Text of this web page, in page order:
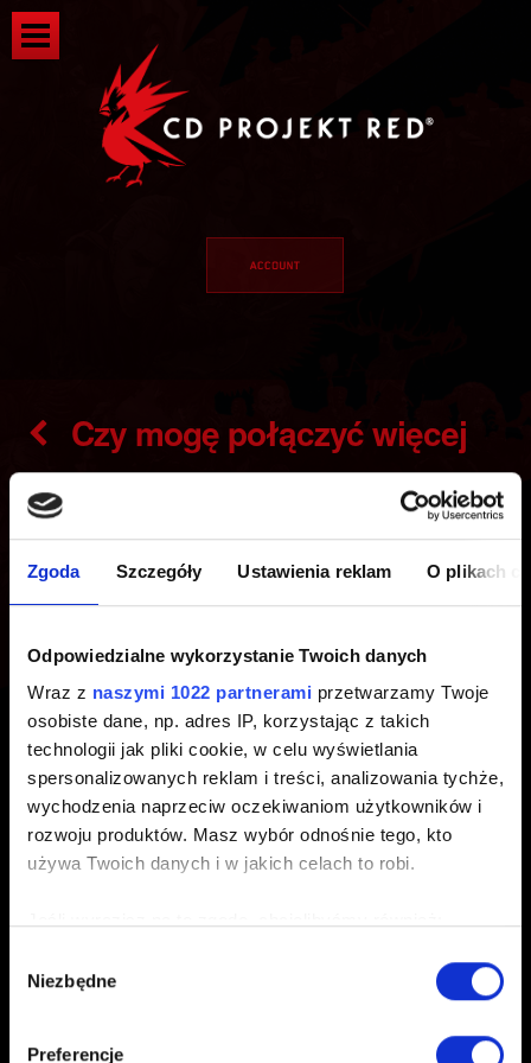
Zgoda Szczegóły Ustawienia reklam O plikach
Odpowiedzialne wykorzystanie Twoich danych
Wraz z naszymi 1022 partnerami przetwarzamy Twoje
osobiste dane, np. adres IP, korzystając z takich
technologii jak pliki cookie, w celu wyświetlania
spersonalizowanych reklam i treści, analizowania tychże,
wychodzenia naprzeciw oczekiwaniom użytkowników i
rozwoju produktów. Masz wybór odnośnie tego, kto
używa Twoich danych i w jakich celach to robi.
geograficznej z dokładnością nawet do kilku metrów
analizując charakteryzującego je zbiory danych
zgody
Niezbędne
Preferencje
Czy mogę połączyć więcej
niż jedno Konto Platformy z
moim kontem CD PROJEKT
RED?
Każde konto CD PROJEKT RED można powiązać z
wieloma Kontami Platform, ale z każdej platformy można
powiązać tylko jedno (np. jedno dla Steam, jedno dla
Xbox, jedno dla PlayStation itd.).